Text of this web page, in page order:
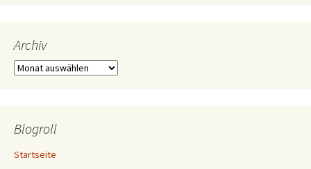
Archiv
Archiv
Blogroll
Startseite